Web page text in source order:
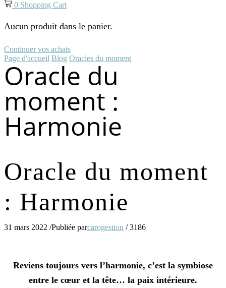
0 Shopping Cart
Aucun produit dans le panier.
Continuer vos achats
Page d'accueil Blog Oracles du moment
Oracle du
moment :
Harmonie
Oracle du moment
: Harmonie
31 mars 2022 /Publiée parcarogestion / 3186
Reviens toujours vers l’harmonie, c’est la symbiose
entre le cœur et la tête… la paix intérieure.